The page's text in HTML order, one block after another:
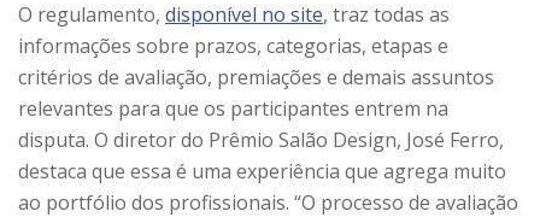
O regulamento, disponível no site, traz todas as
informações sobre prazos, categorias, etapas e
critérios de avaliação, premiações e demais assuntos
relevantes para que os participantes entrem na
disputa. O diretor do Prêmio Salão Design, José Ferro,
destaca que essa é uma experiência que agrega muito
ao portfólio dos profissionais. “O processo de avaliação